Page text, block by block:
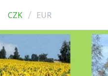
CZK / EUR